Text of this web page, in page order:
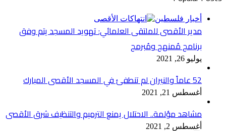
أخبار فلسطين
مدير الأقصى للملتقى العلمائي: تهويد المسجد يتم وفق
برنامج مُمنهج ومُبرمج
يوليو 26, 2021
52 عاماً والنيران لم تنطفئ في المسجد الأقصى المبارك
أغسطس 21, 2021
مشاهد مؤلمة.. الاحتلال يمنع الترميم والتنظيف شرق الأقصى
أغسطس 2, 2021